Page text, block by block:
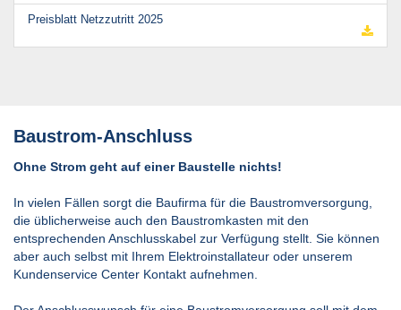
Preisblatt Netzzutritt 2025
Baustrom-Anschluss
Ohne Strom geht auf einer Baustelle nichts!
In vielen Fällen sorgt die Baufirma für die Baustromversorgung,
die üblicherweise auch den Baustromkasten mit den
entsprechenden Anschlusskabel zur Verfügung stellt. Sie können
aber auch selbst mit Ihrem Elektroinstallateur oder unserem
Kundenservice Center Kontakt aufnehmen.